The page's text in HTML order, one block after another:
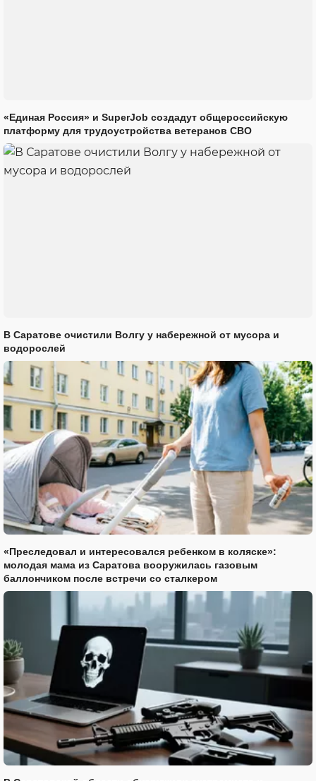
«Единая Россия» и SuperJob создадут общероссийскую
платформу для трудоустройства ветеранов СВО
В Саратове очистили Волгу у набережной от мусора и
водорослей
«Преследовал и интересовался ребенком в коляске»:
молодая мама из Саратова вооружилась газовым
баллончиком после встречи со сталкером